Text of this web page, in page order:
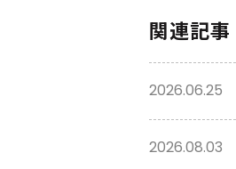
関連記事
2026.06.25
2026.08.03